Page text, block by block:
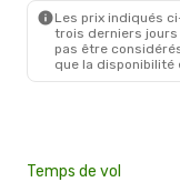
Les prix indiqués
trois derniers jours
pas être
que la disponibilité
Temps de vol